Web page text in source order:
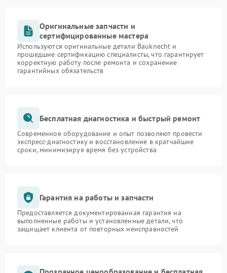
Оригинальные запчасти и
сертифицированные мастера
Используются оригинальные детали Bauknecht и
прошедшие сертификацию специалисты, что гарантирует
корректную работу после ремонта и сохранение
гарантийных обязательств
Бесплатная диагностика и быстрый ремонт
Современное оборудование и опыт позволяют провести
экспресс-диагностику и восстановление в кратчайшие
сроки, минимизируя время без устройства
Гарантия на работы и запчасти
Предоставляется документированная гарантия на
выполненные работы и установленные детали, что
защищает клиента от повторных неисправностей